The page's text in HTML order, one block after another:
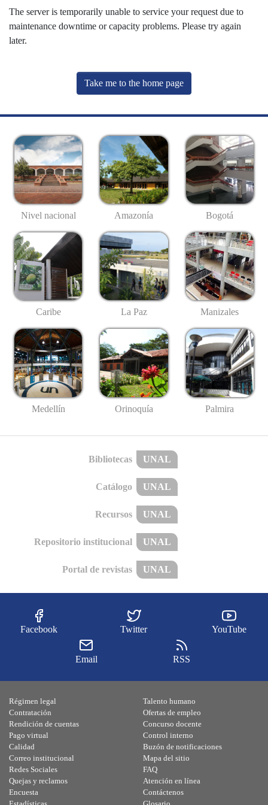
The server is temporarily unable to service your request due to
maintenance downtime or capacity problems. Please try again
later.
Take me to the home page
Nivel nacional Amazonía Bogotá
Caribe La Paz Manizales
Medellín Orinoquía Palmira
Bibliotecas UNAL
Catálogo UNAL
Recursos UNAL
Repositorio institucional UNAL
Portal de revistas UNAL
Facebook Twitter YouTube
Email RSS
Régimen legal
Contratación
Rendición de cuentas
Pago virtual
Calidad
Talento humano
Ofertas de empleo
Concurso docente
Control interno
Buzón de notificaciones
Correo institucional
Redes Sociales
Quejas y reclamos
Encuesta
Mapa del sitio
FAQ
Atención en línea
Contáctenos